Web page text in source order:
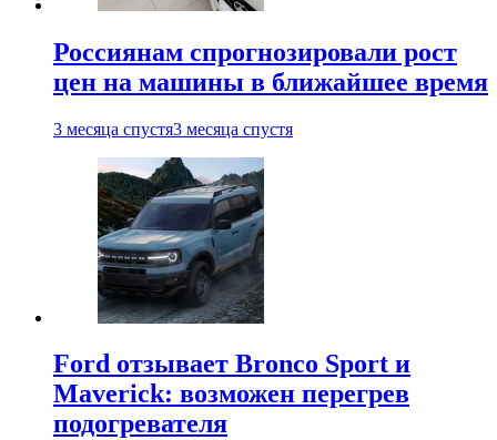
Россиянам спрогнозировали рост
цен на машины в ближайшее время
3 месяца спустя3 месяца спустя
Ford отзывает Bronco Sport и
Maverick: возможен перегрев
подогревателя